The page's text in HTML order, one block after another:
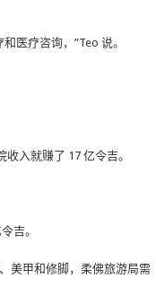
医疗咨询，”Teo 说。
入就赚了 17 亿令吉。
吉。
美甲和修脚，柔佛旅游局需